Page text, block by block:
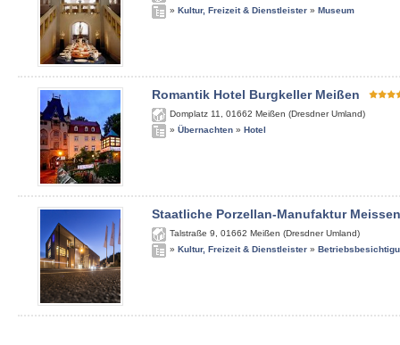
» Kultur, Freizeit & Dienstleister » Museum
Romantik Hotel Burgkeller Meißen
Domplatz 11 01662 Meißen (Dresdner Umland)
» Übernachten » Hotel
Staatliche Porzellan-Manufaktur Meissen
Talstraße 9 01662 Meißen (Dresdner Umland)
» Kultur, Freizeit & Dienstleister »